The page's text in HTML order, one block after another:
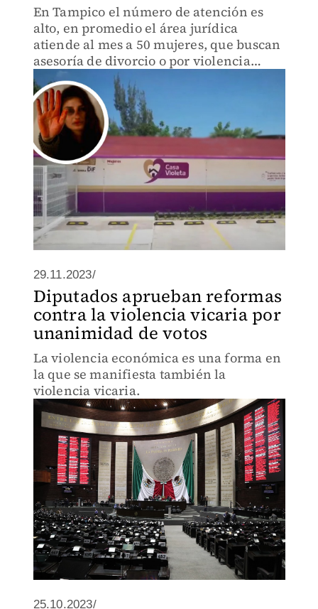
En Tampico el número de atención es
alto, en promedio el área jurídica
atiende al mes a 50 mujeres, que buscan
asesoría de divorcio o por violencia
económica.
29.11.2023/
Diputados aprueban reformas
contra la violencia vicaria por
unanimidad de votos
La violencia económica es una forma en
la que se manifiesta también la
violencia vicaria.
25.10.2023/